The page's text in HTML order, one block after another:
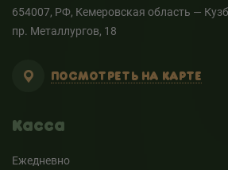
654007, РФ, Кемеровская область —
пр. Металлургов, 18
ПОСМОТРЕТЬ НА КАРТЕ
Касса
Ежедневно